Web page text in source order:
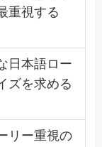
重視する
日本語ロー
ズを求める
リー重視の